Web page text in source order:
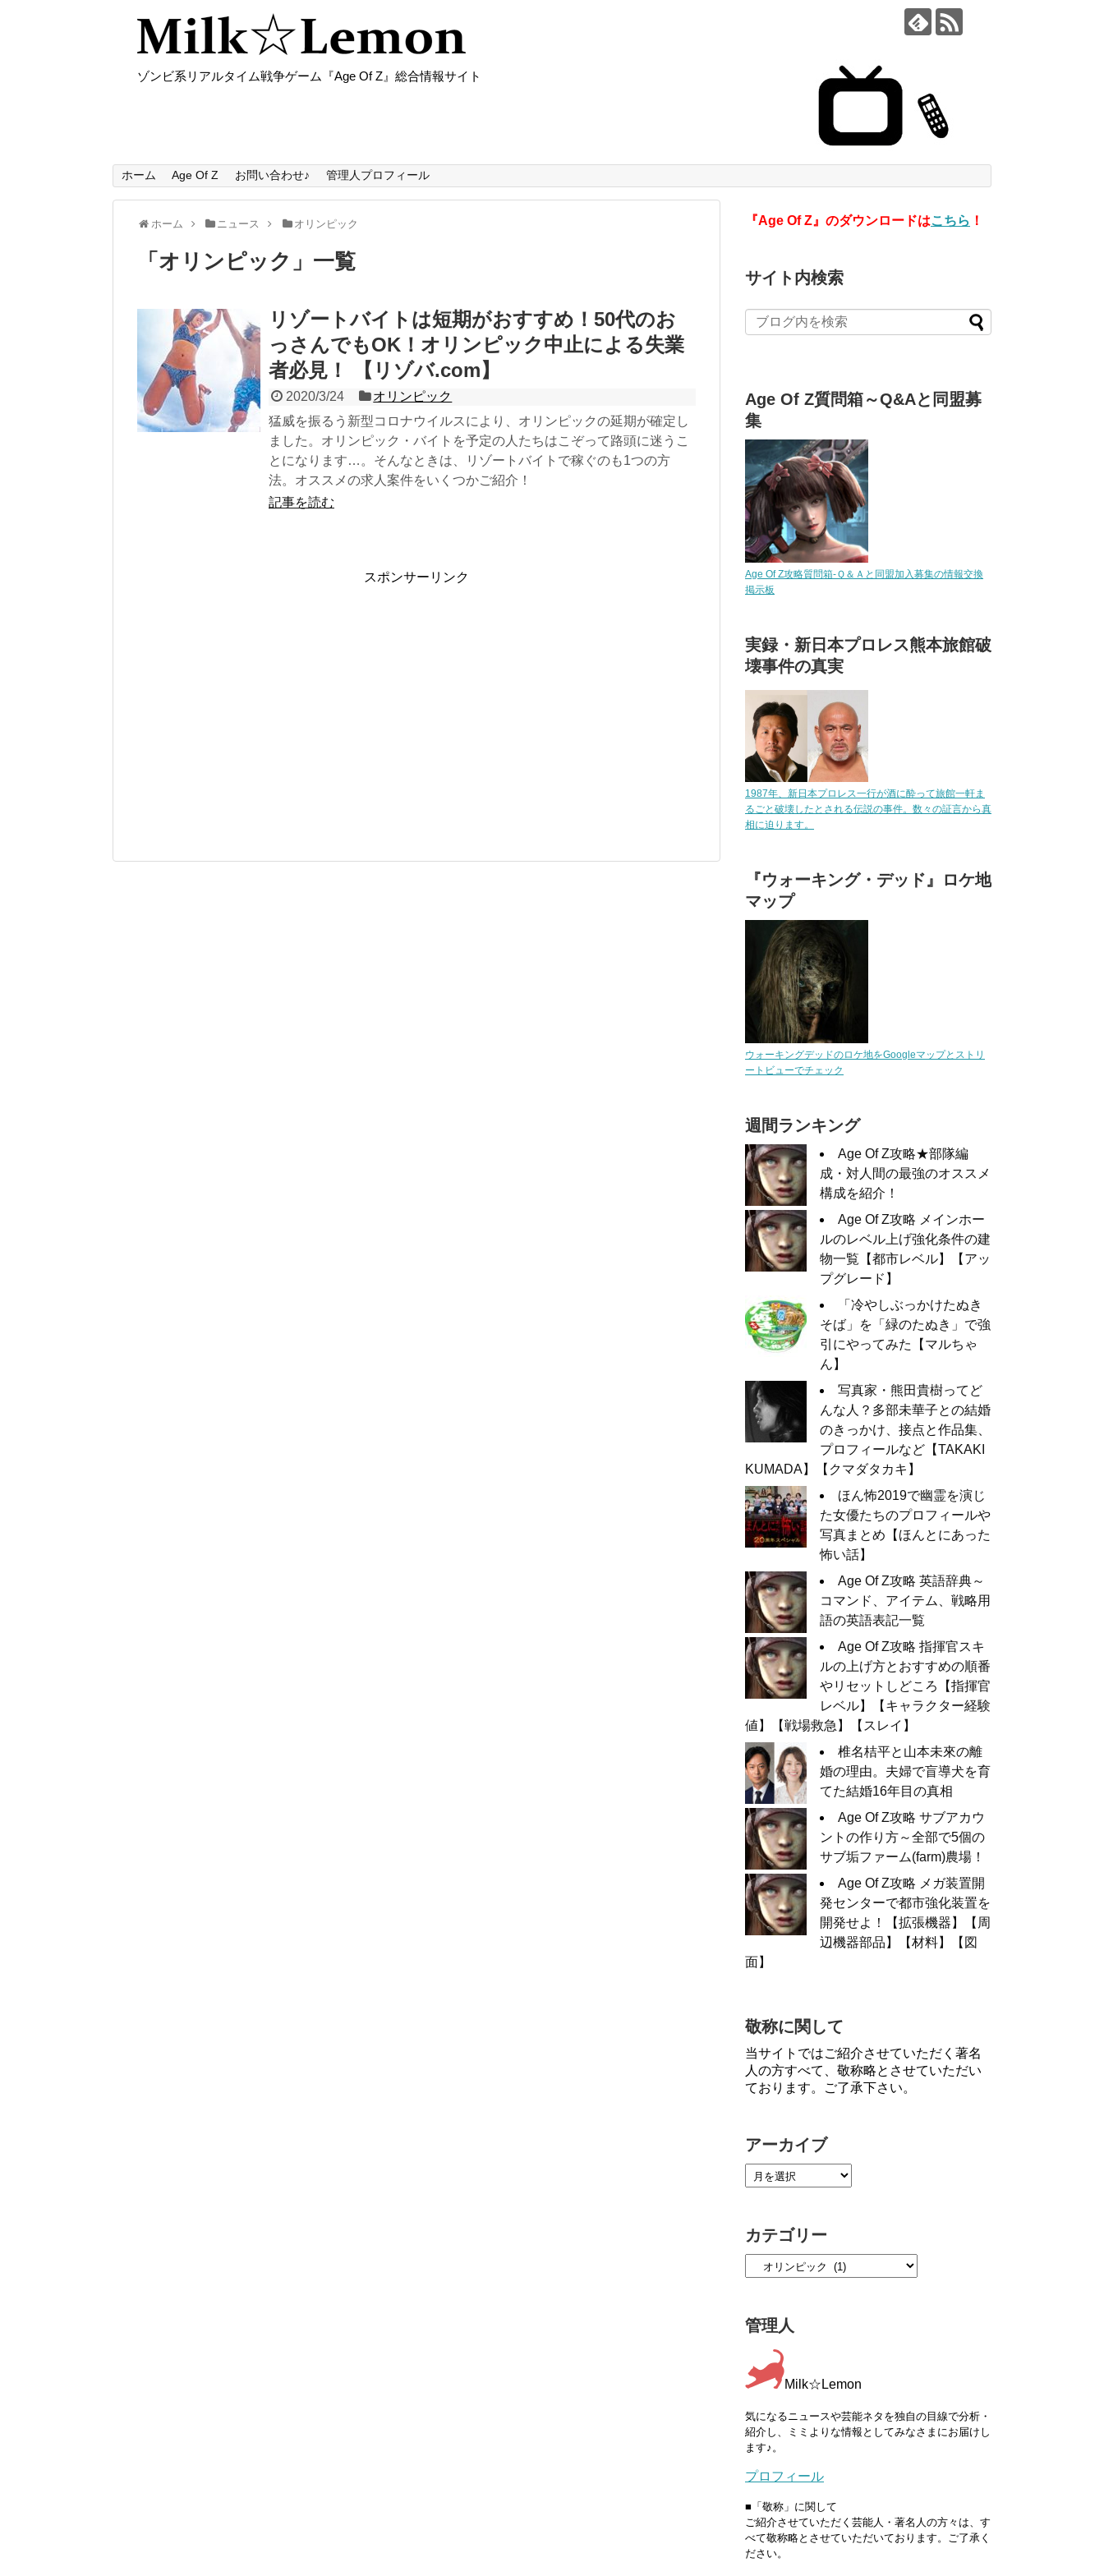
ゾンビ系リアルタイム戦争ゲーム『Age Of Z』総合情報サイト
ホーム Age Of Z お問い合わせ♪ 管理人プロフィール
ホーム ニュース オリンピック
「 オリンピック 」 一覧
リゾートバイトは短期がおすすめ！50代のお
っさんでもOK！オリンピック中止による失業
者必見！ 【リゾバ.com】
2020/3/24
オリンピック
猛威を振るう新型コロナウイルスにより、オリンピックの延期が確定し
ました。オリンピック・バイトを予定の人たちはこぞって路頭に迷うこ
とになります…。そんなときは、リゾートバイトで稼ぐのも1つの方
法。オススメの求人案件をいくつかご紹介！
記事を読む
スポンサーリンク
『Age Of Z』のダウンロードはこちら ！
サイト内検索
Age Of Z質問箱～Q&Aと同盟募
集
Age Of Z攻略質問箱-Ｑ＆Ａと同盟加入募集の情報交換
掲示板
実録・新日本プロレス熊本旅館破
壊事件の真実
1987年、新日本プロレス一行が酒に酔って旅館一軒ま
るごと破壊したとされる伝説の事件。数々の証言から真
相に迫ります。
『ウォーキング・デッド』ロケ地
マップ
ウォーキングデッドのロケ地をGoogleマップとストリ
ートビューでチェック
週間ランキング
Age Of Z攻略★部隊編
成・対人間の最強のオススメ
構成を紹介！
Age Of Z攻略 メインホー
ルのレベル上げ強化条件の建
物一覧【都市レベル】【アッ
プグレード】
「冷やしぶっかけたぬき
そば」を「緑のたぬき」で強
引にやってみた【マルちゃ
ん】
写真家・熊田貴樹ってど
んな人？多部未華子との結婚
のきっかけ、接点と作品集、
プロフィールなど【TAKAKI
KUMADA】【クマダタカキ】
ほん怖2019で幽霊を演じ
た女優たちのプロフィールや
写真まとめ【ほんとにあった
怖い話】
Age Of Z攻略 英語辞典～
コマンド、アイテム、戦略用
語の英語表記一覧
Age Of Z攻略 指揮官スキ
ルの上げ方とおすすめの順番
やリセットしどころ【指揮官
レベル】【キャラクター経験
値】【戦場救急】【スレイ】
椎名桔平と山本未來の離
婚の理由。夫婦で盲導犬を育
てた結婚16年目の真相
Age Of Z攻略 サブアカウ
ントの作り方～全部で5個の
サブ垢ファーム(farm)農場！
Age Of Z攻略 メガ装置開
発センターで都市強化装置を
開発せよ！【拡張機器】【周
辺機器部品】【材料】【図
面】
敬称に関して
当サイトではご紹介させていただく著名
人の方すべて、敬称略とさせていただい
ております。ご了承下さい。
アーカイブ
カテゴリー
管理人
Milk☆Lemon
気になるニュースや芸能ネタを独自の目線で分析・
紹介し、ミミよりな情報としてみなさまにお届けし
ます♪。
プロフィール
■「敬称」に関して
ご紹介させていただく芸能人・著名人の方々は、す
べて敬称略とさせていただいております。ご了承く
ださい。